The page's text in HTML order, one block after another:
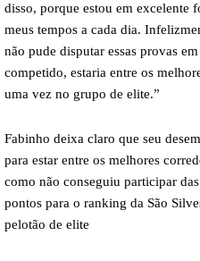
disso, porque estou em excelente
meus tempos a cada dia.
não pude disputar essas provas
competido, estaria entre os
uma vez no grupo de elite.”
Fabinho deixa claro que seu
para estar entre os melhores
como não conseguiu participar
pontos para o ranking da São
pelotão de elite